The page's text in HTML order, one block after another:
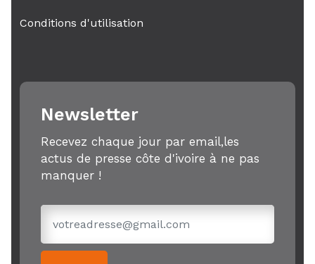
Conditions d'utilisation
Newsletter
Recevez chaque jour par email,les
actus de presse côte d'ivoire à ne pas
manquer !